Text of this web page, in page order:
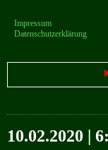
Impressum
Datenschutzerklärung
10.02.2020 |